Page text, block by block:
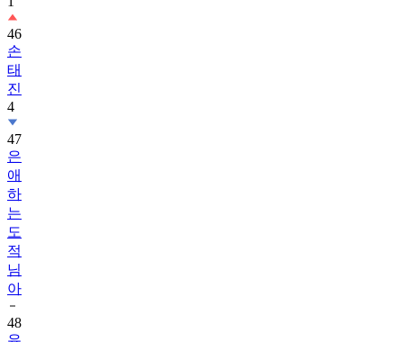
46
손
태
진
4
47
은
애
하
는
도
적
님
아
48